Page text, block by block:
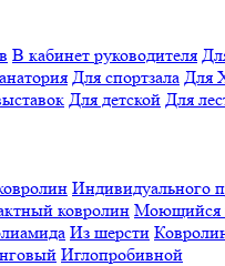
В кабинет руководителя
Для спортзала Для
Для детской Для
Индивидуального
ковролин Моющийся
Из шерсти
Иглопробивной